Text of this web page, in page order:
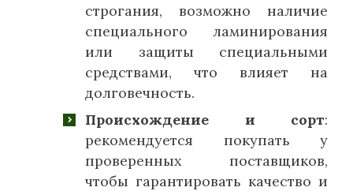
строгания, возможно наличие
специального ламинирования
или защиты специальными
средствами, что влияет на
долговечность.
Происхождение и сорт:
рекомендуется покупать у
проверенных поставщиков,
чтобы гарантировать качество и